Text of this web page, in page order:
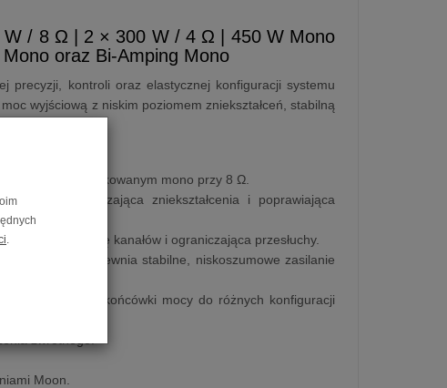
W / 8 Ω | 2 × 300 W / 4 Ω | 450 W Mono
oraz Bi-Amping Mono
precyzji, kontroli oraz elastycznej konfiguracji systemu
wyjściową z niskim poziomem zniekształceń, stabilną
W w trybie mostkowanym mono przy 8 Ω.
ograniczająca zniekształcenia i poprawiająca
separację kanałów i ograniczająca przesłuchy.
kanału zapewnia stabilne, niskoszumowe zasilanie
dopasowanie końcówki mocy do różnych konfiguracji
Moon.
.